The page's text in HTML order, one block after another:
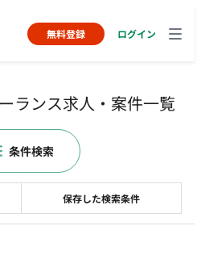
無料登録 ログイン
ランス求人・案件一覧
保存した検索条件
条件検索